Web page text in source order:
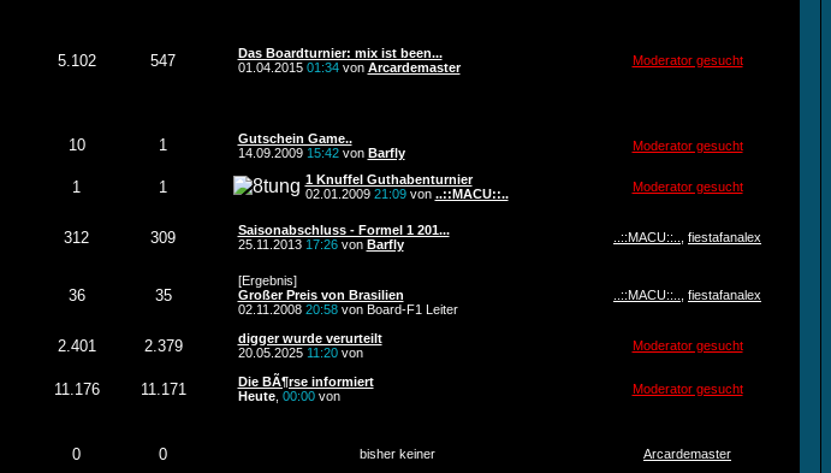
5.102 547
Das Boardturnier: mix ist been...
01.04.2015 01:34von Arcardemaster Moderator gesucht
10 1
Gutschein Game..
14.09.2009 15:42von Barfly Moderator gesucht
1 1
1 Knuffel Guthabenturnier
02.01.2009 21:09von ..::MACU::.. Moderator gesucht
312 309
Saisonabschluss - Formel 1 201...
25.11.2013 17:26von Barfly ..::MACU::.. fiestafanalex
36 35
[Ergebnis]
Großer Preis von Brasilien
02.11.2008 20:58von Board-F1 Leiter
..::MACU::.. fiestafanalex
2.401 2.379
digger wurde verurteilt
20.05.2025 11:20von Moderator gesucht
11.176 11.171
Die BÃ¶rse informiert
Heute, 00:00von Moderator gesucht
0 0 bisher keiner Arcardemaster